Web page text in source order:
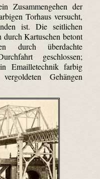
Zusammengehen der
Torhaus versucht,
ist. Die seitlichen
Kartuschen betont
durch überdachte
geschlossen;
Emaille­technik farbig
Gehängen